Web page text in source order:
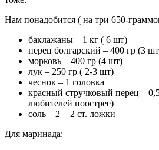
Нам понадобится ( на три 650-
баклажаны – 1 кг ( 6 шт)
перец болгарский – 400 гр (3
морковь – 400 гр (4 шт)
лук – 250 гр ( 2-3 шт)
чеснок – 1 головка
красный стручковый перец –
любителей поострее)
соль – 2 + 2 ст. ложки
Для маринада: